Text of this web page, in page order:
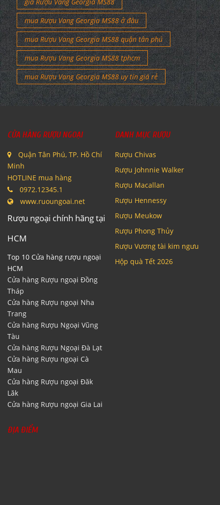
giá Rượu Vang Georgia MS88
mua Rượu Vang Georgia MS88 ở đâu
mua Rượu Vang Georgia MS88 quận tân phú
mua Rượu Vang Georgia MS88 tphcm
mua Rượu Vang Georgia MS88 uy tín giá rẻ
Quận Tân Phú, TP. Hồ Chí
Minh
HOTLINE mua hàng
0972.12345.1
Top 10 Cửa hàng rượu ngoại
HCM
Cửa hàng Rượu ngoại Đồng
Tháp
Cửa hàng Rượu ngoại Nha
Trang
Cửa hàng Rượu Ngoại Vũng
Tàu
Cửa hàng Rượu Ngoại Đà Lạt
Cửa hàng Rượu ngoại Cà
Mau
Cửa hàng Rượu ngoại Đăk
Lăk
Rượu Chivas
Rượu Johnnie Walker
Rượu Macallan
Rượu Hennessy
Rượu Meukow
Rượu Phong Thủy
Rượu Vương tài kim ngưu